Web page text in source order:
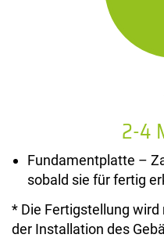
2-4
Fundamentplatte –
sobald sie für fertig
* Die Fertigstellung
der Installation des